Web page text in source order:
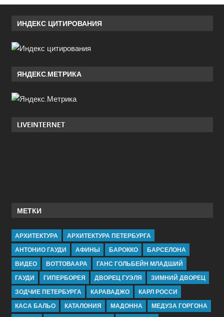
ИНДЕКС ЦИТИРОВАНИЯ
ЯНДЕКС.МЕТРИКА
LIVEINTERNET
МЕТКИ
АРХИТЕКТУРА
АРХИТЕКТУРА ПЕТЕРБУРГА
АНТОНИО ГАУДИ
АФИНЫ БАРОККО
БАРСЕЛОНА
ВИДЕО
ВОТТОВААРА
ГАНС ГОЛЬБЕЙН МЛАДШИЙ
ГАУДИ
ГИПЕРБОРЕЯ ДВОРЕЦ ГУЭЛЯ
ЗИМНИЙ ДВОРЕЦ
ЗОДЧИЕ ПЕТЕРБУРГА
КАРАВАДЖО
КАРЛ РОССИ
КАСА БАЛЬО
КАТАЛОНИЯ МАДОННА
МЕДУЗА ГОРГОНА